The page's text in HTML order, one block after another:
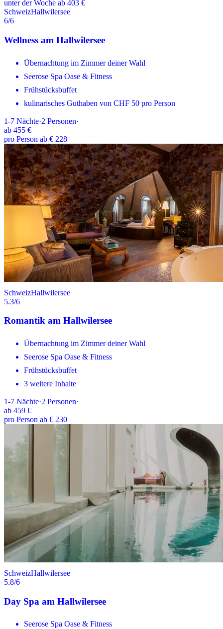
unter der Woche ab 403 €
SchweizHallwilersee
6/6
Wellness am Hallwilersee
Übernachtung im Zimmer deiner Wahl
Seerose Spa Oase & Fitness
Frühstücksbuffet
kulinarisches Guthaben von CHF 50 pro Person
1-7 Nächte·2 Personen·
ab 455 €
pro Person ab € 228
SchweizHallwilersee
5.3/6
Romantik am Hallwilersee
Übernachtung im Zimmer deiner Wahl
Seerose Spa Oase & Fitness
Frühstücksbuffet
3 weitere Inhalte
1-7 Nächte·2 Personen·
ab 459 €
pro Person ab € 230
SchweizHallwilersee
5.8/6
Day Spa am Hallwilersee
Seerose Spa Oase & Fitness